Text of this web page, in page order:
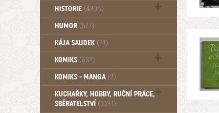
HISTORIE (4306)
Mytologie, Mýty, Báje, Pověsti (203)
HUMOR (577)
KÁJA SAUDEK (21)
KOMIKS (632)
Komiks - Čtyřlístek (232)
KOMIKS - MANGA (2)
KUCHAŘKY, HOBBY, RUČNÍ PRÁCE,
SBĚRATELSTVÍ (1031)